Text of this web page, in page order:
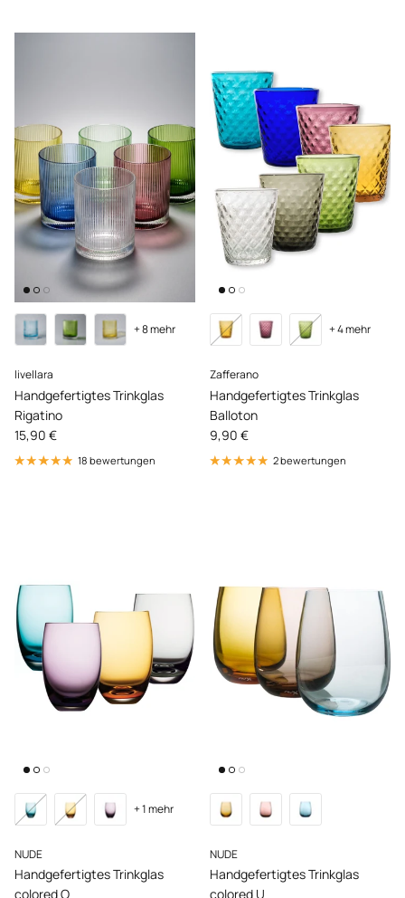
livellara
Handgefertigtes Trinkglas
Rigatino
Normaler Preis
15,90 €
+ 8 mehr
18 bewertungen
Zafferano
Handgefertigtes Trinkglas
Balloton
Normaler Preis
9,90 €
+ 4 mehr
2 bewertungen
NUDE
Handgefertigtes Trinkglas
colored O
+ 1 mehr
NUDE
Handgefertigtes Trinkglas
colored U